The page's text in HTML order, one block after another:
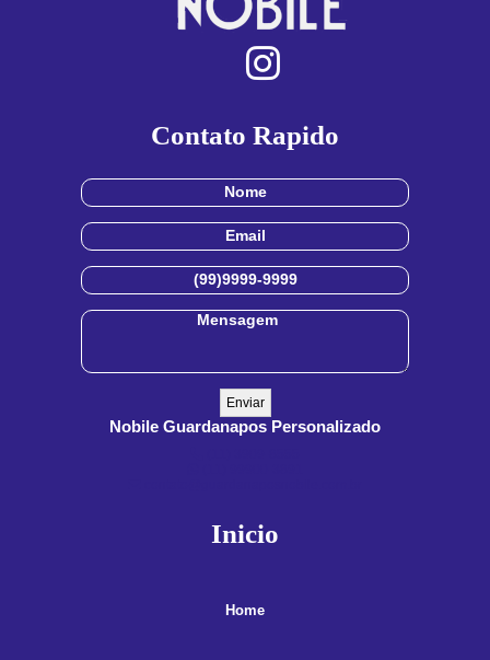
Contato Rapido
Nobile Guardanapos Personalizado
Inicio
Home